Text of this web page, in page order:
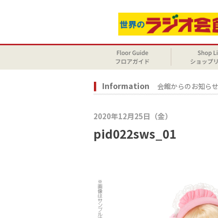
Information 会館からのお知らせ
2020年12月25日（金）
pid022sws_01